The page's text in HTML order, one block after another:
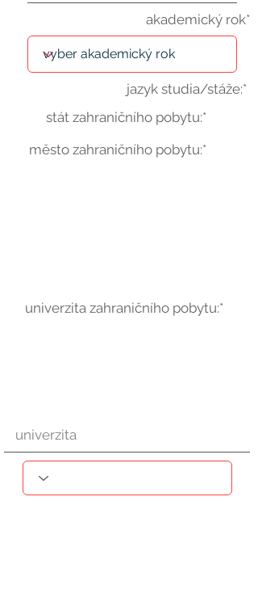
akademický rok*
jazyk studia/stáže:*
stát zahraničního pobytu:*
město zahraničního pobytu:*
univerzita zahraničního pobytu:*